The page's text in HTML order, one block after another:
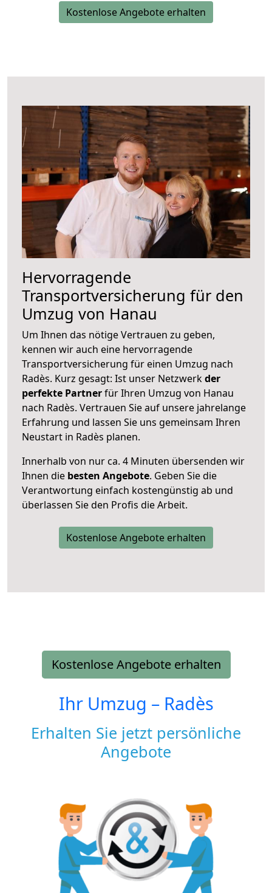
Kostenlose Angebote erhalten
Hervorragende
Transportversicherung für den
Umzug von Hanau
Um Ihnen das nötige Vertrauen zu geben,
kennen wir auch eine hervorragende
Transportversicherung für einen Umzug nach
Radès. Kurz gesagt: Ist unser Netzwerkder
perfekte Partnerfür Ihren Umzug von Hanau
nach Radès. Vertrauen Sie auf unsere jahrelange
Erfahrung und lassen Sie uns gemeinsam Ihren
Neustart in Radès planen.
Innerhalb von nur ca. 4 Minuten übersenden wir
Ihnen die besten Angebote. Geben Sie die
Verantwortung einfach kostengünstig ab und
überlassen Sie den Profis die Arbeit.
Kostenlose Angebote erhalten
Kostenlose Angebote erhalten
Ihr Umzug – Radès
Erhalten Sie jetzt persönliche
Angebote